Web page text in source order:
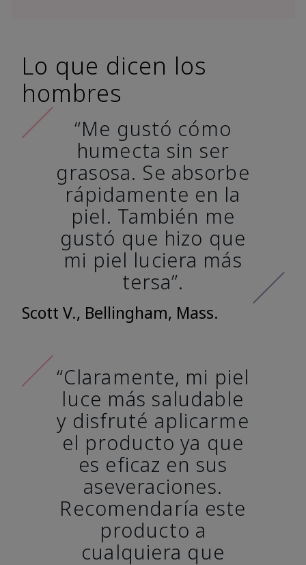
Lo que dicen los
hombres
“Me gustó cómo
humecta sin ser
grasosa. Se absorbe
rápidamente en la
piel. También me
gustó que hizo que
mi piel luciera más
tersa”.
Scott V., Bellingham, Mass.
“Claramente, mi piel
luce más saludable
y disfruté aplicarme
el producto ya que
es eficaz en sus
aseveraciones.
Recomendaría este
producto a
cualquiera que